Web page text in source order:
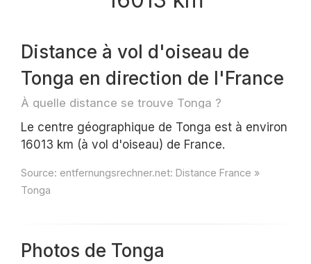
Distance à vol d'oiseau de
Tonga en direction de l'France
À quelle distance se trouve Tonga ?
Le centre géographique de Tonga est à environ
16013 km (à vol d'oiseau) de France.
Source: entfernungsrechner.net: Distance France »
Tonga
Photos de Tonga